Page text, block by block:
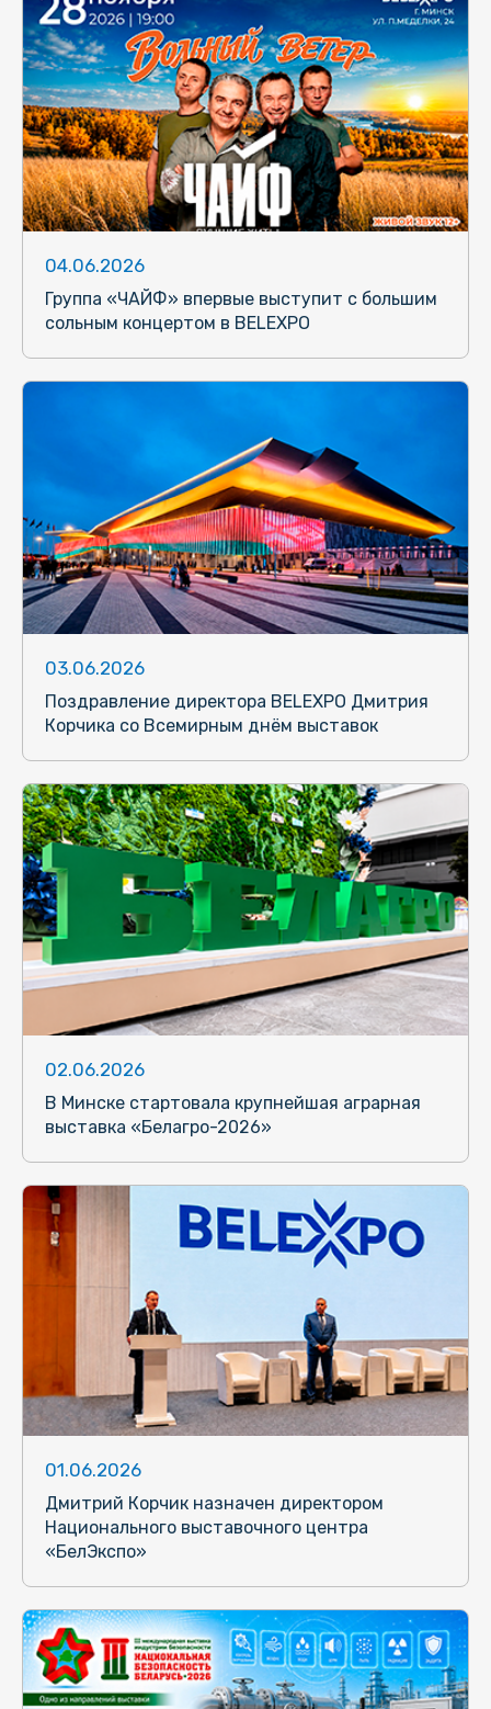
04.06.2026
Группа «ЧАЙФ» впервые выступит с большим
сольным концертом в BELEXPO
03.06.2026
Поздравление директора BELEXPO Дмитрия
Корчика со Всемирным днём выставок
02.06.2026
В Минске стартовала крупнейшая аграрная
выставка «Белагро-2026»
01.06.2026
Дмитрий Корчик назначен директором
Национального выставочного центра
«БелЭкспо»